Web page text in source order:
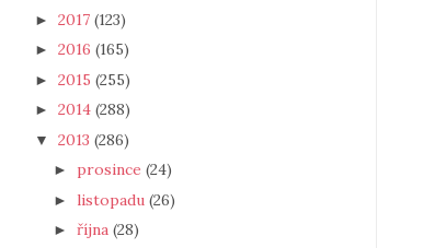
► 2017 (123)
► 2016 (165)
► 2015 (255)
► 2014 (288)
▼ 2013 (286)
► prosince (24)
► listopadu (26)
► října (28)